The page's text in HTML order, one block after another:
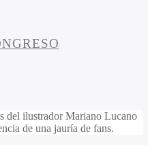
del ilustrador Mariano Lucano
de una jauría de fans.